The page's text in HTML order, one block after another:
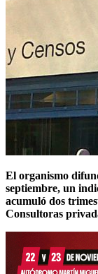
El organismo
septiembre, un
acumuló dos
Consultoras